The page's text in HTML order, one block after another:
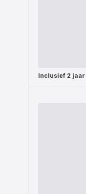
Inclusief 2